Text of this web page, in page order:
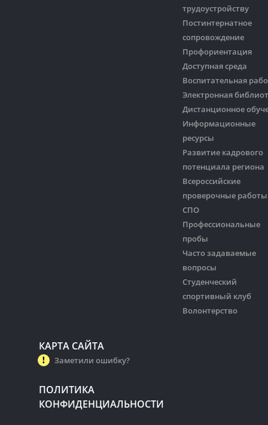
трудоустройству
Постинтернатное
сопровождение
Профориентация
Доступная среда
Воспитательная
Электронная
Дистанционное
Информационные
ресурсы
Развитие кадрового
потенциала региона
Всероссийские
проверочные работы
СПО
Профессиональные
пробы
Часто задаваемые
вопросы
Студенческий
спортивный клуб
Волонтерство
КАРТА САЙТА
Заметили ошибку?
ПОЛИТИКА
КОНФИДЕНЦИАЛЬНОСТИ